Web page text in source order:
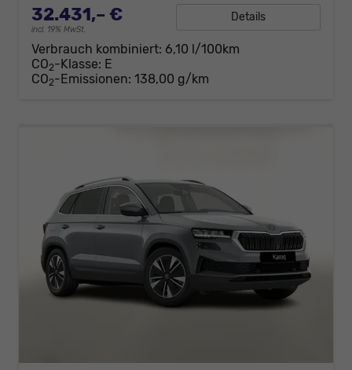
32.431,– €
incl. 19% MwSt.
Details
Verbrauch kombiniert: 6,10 l/100km
CO2-Klasse: E
CO2-Emissionen: 138,00 g/km